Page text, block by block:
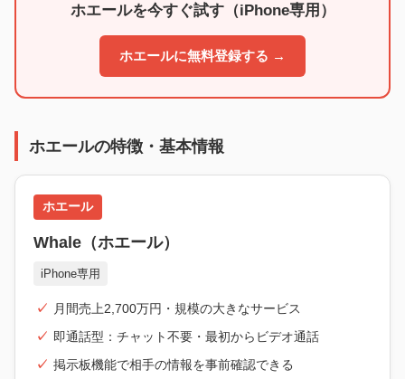
ホエールを今すぐ試す（iPhone専用）
ホエールに無料登録する →
ホエールの特徴・基本情報
ホエール
Whale（ホエール）
iPhone専用
月間売上2,700万円・規模の大きなサービス
即通話型：チャット不要・最初からビデオ通話
掲示板機能で相手の情報を事前確認できる